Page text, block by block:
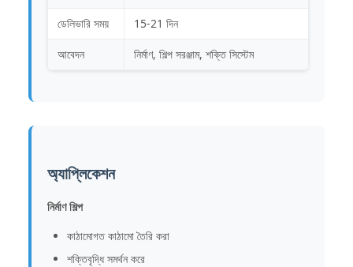
ডেলিভারি সময় 15-21 দিন
আবেদন নির্মাণ, শিল্প সরঞ্জাম, শক্তি সিস্টেম
অ্যাপ্লিকেশন
নির্মাণ শিল্প
কাঠামোগত কাঠামো তৈরি করা
শক্তিবৃদ্ধি সমর্থন করে